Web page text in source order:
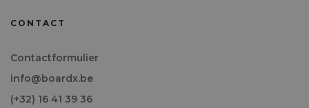
CONTACT
Contactformulier
info@boardx.be
(+32) 16 41 39 36